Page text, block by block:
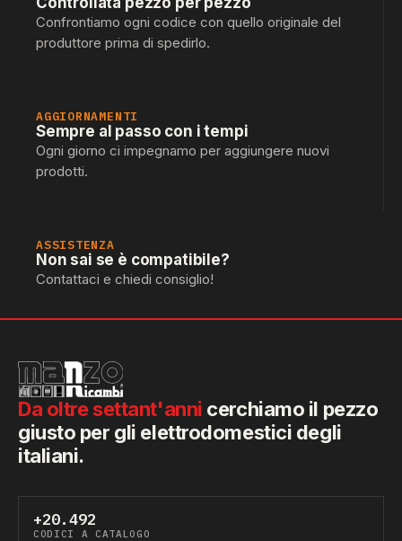
Confrontiamo ogni codice con quello originale del
produttore prima di spedirlo.
AGGIORNAMENTI
Sempre al passo con i tempi
Ogni giorno ci impegnamo per aggiungere nuovi
prodotti.
ASSISTENZA
Non sai se è compatibile?
Contattaci e chiedi consiglio!
Da oltre settant'anni cerchiamo il pezzo
giusto per gli elettrodomestici degli
italiani.
+20.492
CODICI A CATALOGO